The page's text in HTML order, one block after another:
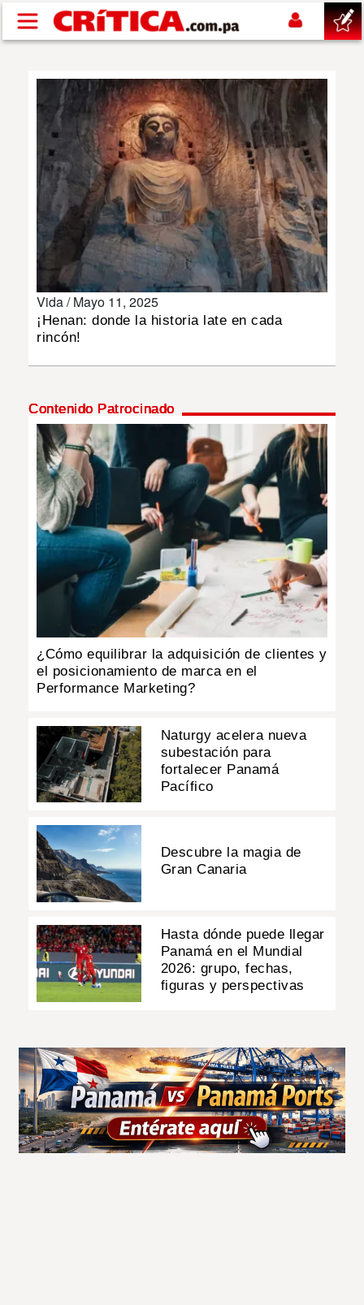
Pasar al contenido principal
SUCESOS
NACIONAL
POLÍTICA
SHOW
DEPORTES
MULTIMEDIA
IMPRESO
Vida /Mayo 11, 2025
¡Henan: donde la historia late en cada
rincón!
Contenido Patrocinado
¿Cómo equilibrar la adquisición de clientes y
el posicionamiento de marca en el
Performance Marketing?
Naturgy acelera nueva
subestación para
fortalecer Panamá
Pacífico
Descubre la magia de
Gran Canaria
Hasta dónde puede llegar
Panamá en el Mundial
2026: grupo, fechas,
figuras y perspectivas